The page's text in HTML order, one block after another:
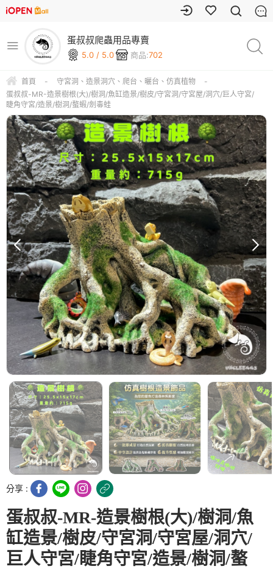
蛋叔叔爬蟲用品專賣
5.0 / 5.0 商品:702
首頁 - 守宮洞、造景洞穴、爬台、曬台、仿真植物
-
蛋叔叔-MR-造景樹根(大)/樹洞/魚缸造景/樹皮/守宮洞/守宮屋/洞穴/巨人守宮/
睫角守宮/造景/樹洞/螯蝦/劍毒蛙
分享 :
蛋叔叔-MR-造景樹根(大)/樹洞/魚
缸造景/樹皮/守宮洞/守宮屋/洞穴/
巨人守宮/睫角守宮/造景/樹洞/螯